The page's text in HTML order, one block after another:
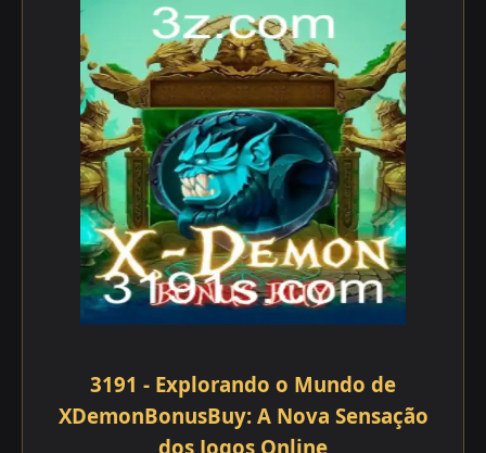
3191 - Explorando o Mundo de
XDemonBonusBuy: A Nova Sensação
dos Jogos Online